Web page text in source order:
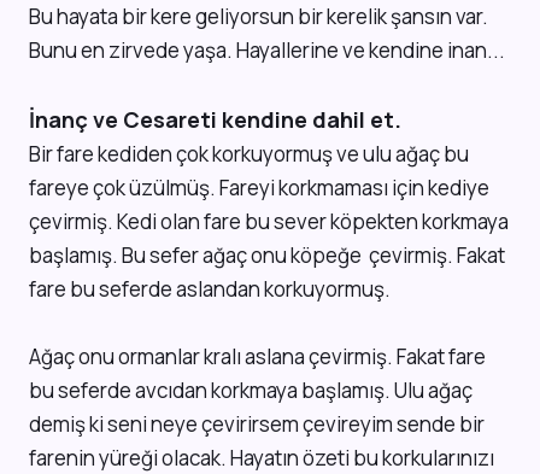
Bu hayata bir kere geliyorsun bir kerelik şansın var.
Bunu en zirvede yaşa. Hayallerine ve kendine inan...
İnanç ve Cesareti kendine dahil et.
Bir fare kediden çok korkuyormuş ve ulu ağaç bu
fareye çok üzülmüş. Fareyi korkmaması için kediye
çevirmiş. Kedi olan fare bu sever köpekten korkmaya
başlamış. Bu sefer ağaç onu köpeğe çevirmiş. Fakat
fare bu seferde aslandan korkuyormuş.
Ağaç onu ormanlar kralı aslana çevirmiş. Fakat fare
bu seferde avcıdan korkmaya başlamış. Ulu ağaç
demiş ki seni neye çevirirsem çevireyim sende bir
farenin yüreği olacak. Hayatın özeti bu korkularınızı